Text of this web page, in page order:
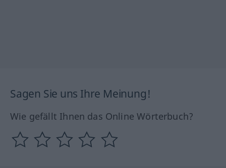
Sagen Sie uns Ihre Meinung!
Wie gefällt Ihnen das Online Wörterbuch?